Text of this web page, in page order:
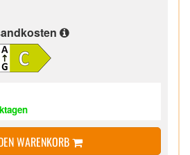
Füße vorn,
(HxBxT): 125,9 x 54,0 x 55,0
WARENKORB